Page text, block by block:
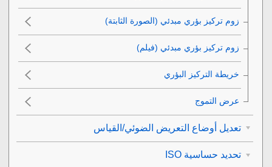
زوم تركيز بؤري مبدئي (الصورة الثابتة)
زوم تركيز بؤري مبدئي (فيلم)
عرض التموج‎
تعديل أوضاع التعريض الضوئي/القياس
تحديد حساسية ISO